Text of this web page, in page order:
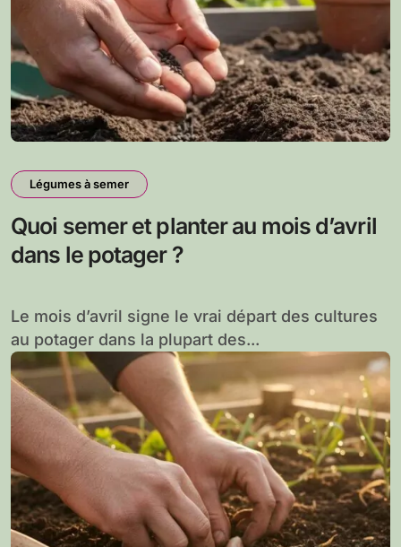
Légumes à semer
Quoi semer et planter au mois d’avril
dans le potager ?
Le mois d’avril signe le vrai départ des cultures
au potager dans la plupart des...